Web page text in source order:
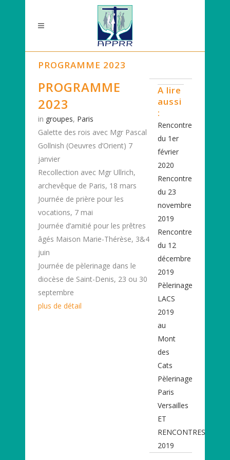
PROGRAMME 2023
A lire
aussi
:
Rencontre
du 1er
février
2020
Rencontre
du 23
novembre
2019
Rencontre
du 12
décembre
2019
Pèlerinage
LACS
2019
au
Mont
des
Cats
Pèlerinage
Paris
Versailles
ET
RENCONTRES
2019
PROGRAMME
2023
in groupes, Paris
Galette des rois avec Mgr Pascal
Gollnish (Oeuvres d’Orient) 7
janvier
Recollection avec Mgr Ullrich,
archevêque de Paris, 18 mars
Journée de prière pour les
vocations, 7 mai
Journée d’amitié pour les prêtres
âgés Maison Marie-Thérèse, 3&4
juin
Journée de pèlerinage dans le
diocèse de Saint-Denis, 23 ou 30
septembre
plus de détail